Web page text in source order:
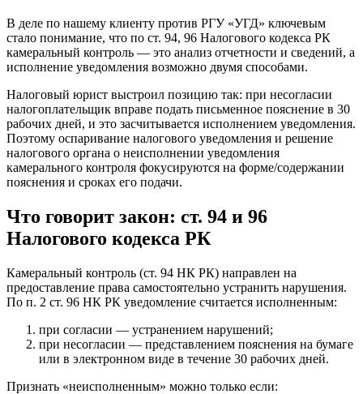
В деле по нашему клиенту против РГУ «УГД» ключевым
стало понимание, что по ст. 94, 96 Налогового кодекса РК
камеральный контроль — это анализ отчетности и сведений, а
исполнение уведомления возможно двумя способами.
Налоговый юрист выстроил позицию так: при несогласии
налогоплательщик вправе подать письменное пояснение в 30
рабочих дней, и это засчитывается исполнением уведомления.
Поэтому оспаривание налогового уведомления и решение
налогового органа о неисполнении уведомления
камерального контроля фокусируются на форме/содержании
пояснения и сроках его подачи.
Что говорит закон: ст. 94 и 96
Налогового кодекса РК
Камеральный контроль (ст. 94 НК РК) направлен на
предоставление права самостоятельно устранить нарушения.
По п. 2 ст. 96 НК РК уведомление считается исполненным:
при согласии — устранением нарушений;
при несогласии — представлением пояснения на бумаге
или в электронном виде в течение 30 рабочих дней.
Признать «неисполненным» можно только если: